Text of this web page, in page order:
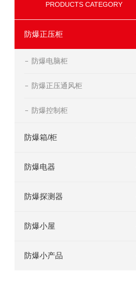
PRODUCTS CATEGORY
防爆正压柜
防爆电脑柜
防爆正压通风柜
防爆控制柜
防爆箱/柜
防爆电器
防爆探测器
防爆小屋
防爆小产品